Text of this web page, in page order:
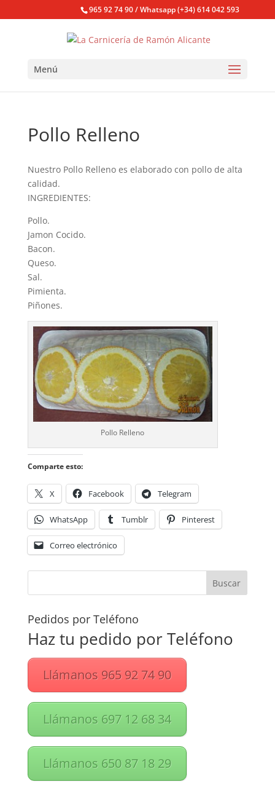
965 92 74 90 / Whatsapp (+34) 614 042 593
Menú
Pollo Relleno
Nuestro Pollo Relleno es elaborado con pollo de alta
calidad.
INGREDIENTES:
Pollo.
Jamon Cocido.
Bacon.
Queso.
Sal.
Pimienta.
Piñones.
Pollo Relleno
Comparte esto:
X Facebook Telegram
WhatsApp Tumblr Pinterest
Correo electrónico
Pedidos por Teléfono
Haz tu pedido por Teléfono
Llámanos 965 92 74 90
Llámanos 697 12 68 34
Llámanos 650 87 18 29